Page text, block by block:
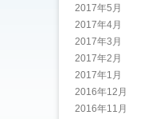
2017年5月
2017年4月
2017年3月
2017年2月
2017年1月
2016年12月
2016年11月